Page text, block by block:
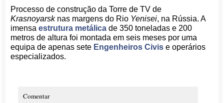
Processo de construção da Torre de TV de
Krasnoyarsknas margens do Rio Yenisei, na Rússia. A
imensaestrutura metálica de 350 toneladas e 200
metros de altura foi montada em seis meses por uma
equipa de apenas sete Engenheiros Civis e operários
especializados.
Comentar